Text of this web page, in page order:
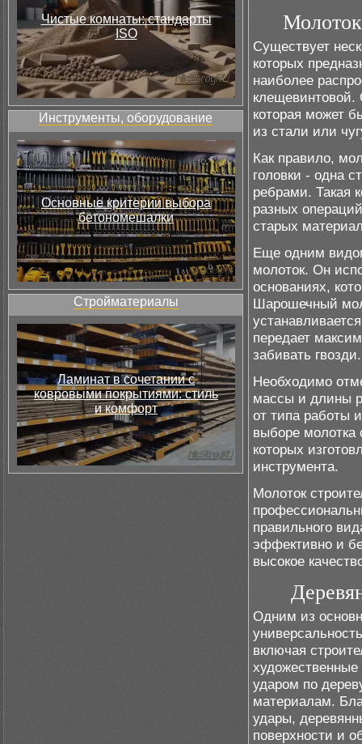
Чистые комнаты: стандарты
ISO
Инструменты, оборудование
Основные критерии выбора
бетономешалки
Стройматериалы
Ламинат в сочетании с
ковровыми покрытиями: стиль
и комфорт
Существует
которых
наиболее
клещевинтовой.
которая может
из стали или
Как правило,
головки - одна
ребрами. Такая
разных
старых
Еще одним
молоток. Он
основаниях,
Шарошечный
передает
забивать гвозди.
Необходимо
массы и длины
от типа работы
выборе молотка
которых
инструмента.
Молоток
правильного
эффективно и
высокое
Одним из
включая
ударом по
материалам.
удары,
поверхности и